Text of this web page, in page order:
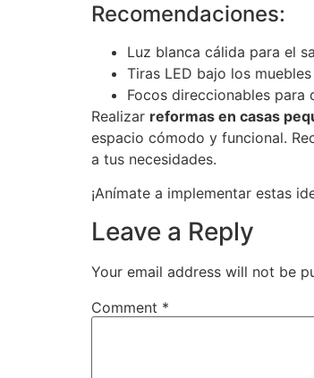
Recomendaciones:
Luz blanca cálida para el
Tiras LED bajo los
Focos direccionables para
Realizar reformas en casas
espacio cómodo y funcional.
a tus necesidades.
¡Anímate a implementar estas
Leave a Reply
Your email address will not be
Comment *